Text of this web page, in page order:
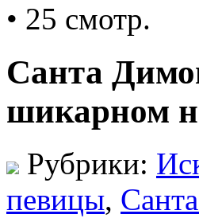
• 25 смотр.
Санта
шикарном
Рубрики:
певицы,